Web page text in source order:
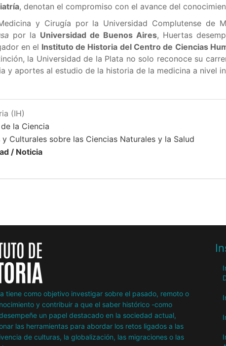
, denotan el compromiso con el avance del
y Cirugía por la Universidad Complutense de
por la Universidad de Buenos Aires, Huertas
en el Instituto de Historia del Centro de Ciencias
la Universidad de la Plata no solo reconoce su
y aportes al estudio de la historia de la medicina a nivel
(IH)
la Ciencia
Culturales sobre las Ciencias Naturales y la Salud
/ Noticia
tiene como objetivo investigar sobre el pasado, remoto o
y contribuir a que el saber histórico -como
un papel destacado en la sociedad actual,
las herramientas para abordar los retos ligados a las
de culturas, la globalización, las migraciones o las